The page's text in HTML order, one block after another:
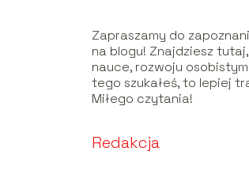
Zapraszamy do
na blogu! Znajdziesz
nauce, rozwoju
tego szukałeś, to lepiej
Miłego czytania!
Redakcja